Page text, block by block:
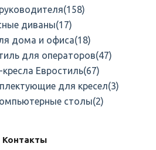
(158)
диваны(17)
дома и офиса(18)
для операторов(47)
Евростиль(67)
для кресел(3)
столы(2)
Контакты